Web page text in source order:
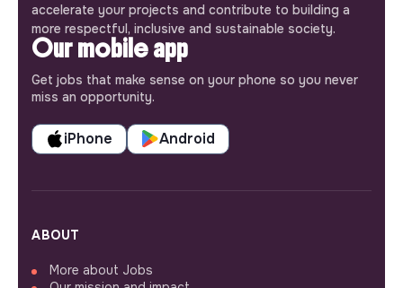
accelerate your projects and contribute to building a
more respectful, inclusive and sustainable society.
Our mobile app
Get jobs that make sense on your phone so you never
miss an opportunity.
iPhone Android
ABOUT
More about Jobs